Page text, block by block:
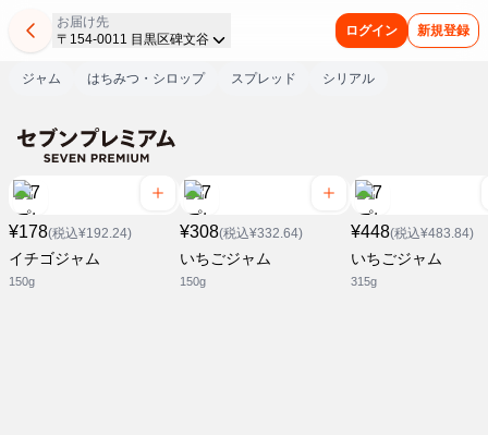
お届け先
〒154-0011 目黒区碑文谷
ログイン 新規登録
ジャム はちみつ・シロップ スプレッド シリアル
¥178(税込¥192.24)
イチゴジャム
150g
¥308(税込¥332.64)
いちごジャム
150g
¥448(税込¥483.84)
いちごジャム
315g